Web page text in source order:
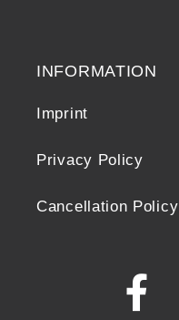
INFORMATION
Imprint
Privacy Policy
Cancellation Policy